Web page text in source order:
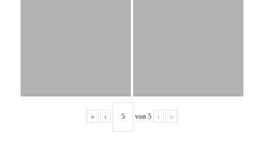
« ‹ von 5 › »